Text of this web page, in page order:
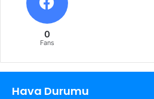
0
Fans
Hava Durumu